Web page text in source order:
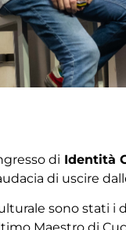
di Identità
di uscire
sono stati